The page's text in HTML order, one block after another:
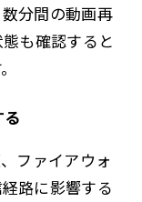
分間の動画再
も確認すると
ファイアウォ
路に影響する